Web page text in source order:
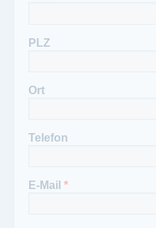
PLZ
Ort
Telefon
E-Mail *